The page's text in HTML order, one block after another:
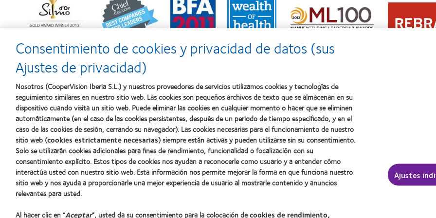
about
Premio
al
producto
con
MyDay™
more
about
2012
2010:
Mejor
empresa
para
el
desarrollo
del
liderazgo
more
about
2011:
la
mejor
more
about
2011:
a
la
Learn
more
about
Premio
Manufacturing
100)
(2012)
Learn
more
about
2012
Nuestros productos
Encuentre su lente
Tecnología para lentes de contacto
Lentes de contacto y visión
Sobre nosotros
Carreras
Noticias
Contacto
Legal
Aviso Legal
Aviso de cookies
Consentimiento de cookies y privacidad de datos (sus
Ajustes de privacidad)
Nosotros (CooperVision Iberia S.L.) y nuestros proveedores de servicios utilizamos cookies y tecnologías de
seguimiento similares en nuestro sitio web. Las cookies son pequeños archivos de texto que se almacenan en su
dispositivo cuando visita un sitio web. Puede eliminar las cookies en cualquier momento o hacer que se eliminen
automáticamente (en el caso de las cookies persistentes, después de un periodo de tiempo especificado, y en el
caso de las cookies de sesión, cerrando su navegador). Las cookies necesarias para el funcionamiento de nuestro
sitio web (cookies estrictamente necesarias) siempre están activas y pueden utilizarse sin su consentimiento.
Solo se utilizarán cookies adicionales para fines de rendimiento, funcionalidad o focalización con su
consentimiento explícito. Estos tipos de cookies nos ayudan a reconocerle como usuario y a entender cómo
interactúa usted con nuestro sitio web. Esta información nos permite mejorar la forma en que funciona nuestro
sitio web y nos ayuda a proporcionarle una mejor experiencia de usuario al mostrarle contenido y anuncios
relevantes para usted.
Al hacer clic en “Aceptar”, usted da su consentimiento para la colocación decookies de rendimiento,
Ajustes